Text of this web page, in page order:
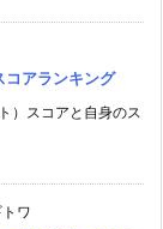
コアランキング
）スコアと自身のス
ワ